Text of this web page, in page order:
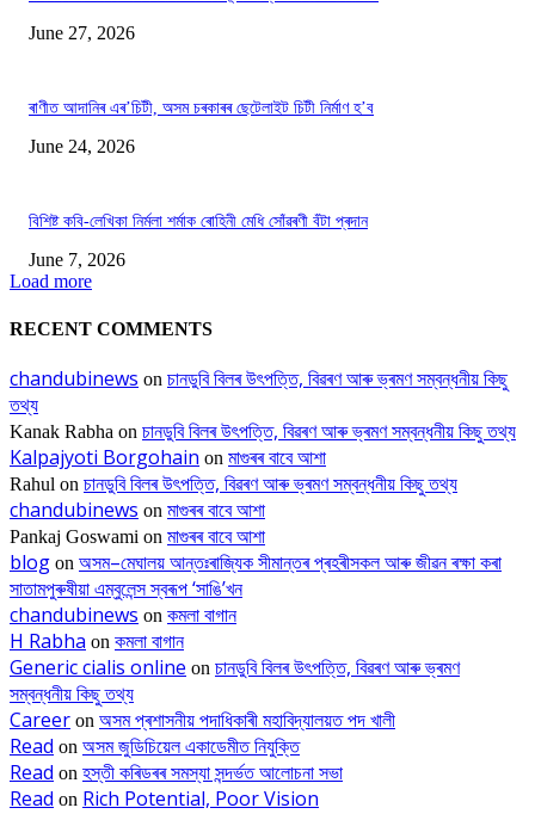
June 27, 2026
ৰাণীত আদানিৰ এৰ’চিটী, অসম চৰকাৰৰ ছেটেলাইট চিটী নিৰ্মাণ হ’ব
June 24, 2026
বিশিষ্ট কবি-লেখিকা নিৰ্মলা শৰ্মাক ৰোহিনী মেধি সোঁৱৰণী বঁটা প্ৰদান
June 7, 2026
Load more
RECENT COMMENTS
chandubinews on চানডুবি বিলৰ উৎপত্তি, বিৱৰণ আৰু ভ্ৰমণ সম্বন্ধনীয় কিছু
তথ্য
Kanak Rabha on চানডুবি বিলৰ উৎপত্তি, বিৱৰণ আৰু ভ্ৰমণ সম্বন্ধনীয় কিছু তথ্য
Kalpajyoti Borgohain on মাগুৰৰ বাবে আশা
Rahul on চানডুবি বিলৰ উৎপত্তি, বিৱৰণ আৰু ভ্ৰমণ সম্বন্ধনীয় কিছু তথ্য
chandubinews on মাগুৰৰ বাবে আশা
Pankaj Goswami on মাগুৰৰ বাবে আশা
blog on অসম–মেঘালয় আন্তঃৰাজ্যিক সীমান্তৰ প্ৰহৰীসকল আৰু জীৱন ৰক্ষা কৰা
সাতামপুৰুষীয়া এম্বুলেন্স স্বৰূপ ‘সাঙি’খন
chandubinews on কমলা বাগান
H Rabha on কমলা বাগান
Generic cialis online on চানডুবি বিলৰ উৎপত্তি, বিৱৰণ আৰু ভ্ৰমণ
সম্বন্ধনীয় কিছু তথ্য
Career on অসম প্ৰশাসনীয় পদাধিকাৰী মহাবিদ্যালয়ত পদ খালী
Read on অসম জুডিচিয়েল একাডেমীত নিযুক্তি
Read on হস্তী কৰিডৰৰ সমস্যা সন্দৰ্ভত আলোচনা সভা
Read on Rich Potential, Poor Vision